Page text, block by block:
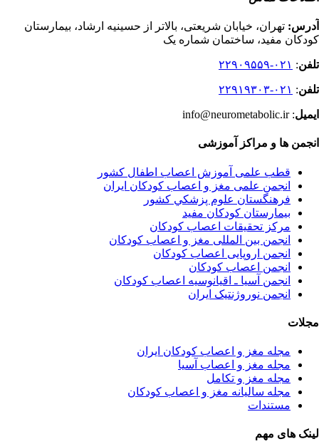
آدرس: تهران، خیابان شریعتی، بالاتر از حسینیه ارشاد، بیمارستان
کودکان مفید، ساختمان شماره یک
تلفن: ۰۲۱-۲۲۹۰۹۵۵۹
تلفن: ۰۲۱-۲۲۹۱۹۳۰۳
ایمیل: info@neurometabolic.ir
انجمن ها و مراکز آموزشی
قطب علمی آموزش اعصاب اطفال کشور
انجمن علمی مغز و اعصاب کودکان ایران
فرهنگستان علوم پزشكي كشور
بیمارستان کودکان مفید
مرکز تحقیقات اعصاب کودکان
انجمن بین المللی مغز و اعصاب کودکان
انجمن اروپایی اعصاب کودکان
انجمن اعصاب کودکان
انجمن آسیا ـ اقیانوسیه اعصاب کودکان
انجمن نوروژنتیک ایران
مجلات
مجله مغز و اعصاب کودکان ایران
مجله مغز و اعصاب آسیا
مجله مغز و تکامل
مجله سالیانه مغز و اعصاب کودکان
مستندات
لینک های مهم